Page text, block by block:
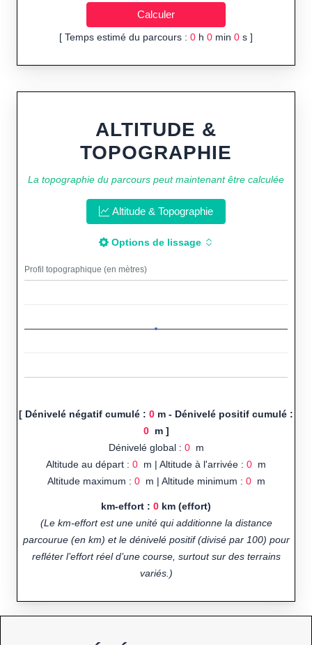
[ Temps estimé du parcours : 0 h 0 min 0 s ]
ALTITUDE &
TOPOGRAPHIE
La topographie du parcours peut maintenant être calculée
Altitude & Topographie
Options de lissage
Profil topographique (en mètres)
[ Dénivelé négatif cumulé : 0 m - Dénivelé positif cumulé :
0m ]
Dénivelé global : 0m
Altitude au départ : 0 m | Altitude à l'arrivée : 0 m
Altitude maximum : 0m | Altitude minimum : 0m
km-effort : 0 km (effort)
(Le km-effort est une unité qui additionne la distance
parcourue (en km) et le dénivelé positif (divisé par 100) pour
refléter l’effort réel d’une course, surtout sur des terrains
variés.)